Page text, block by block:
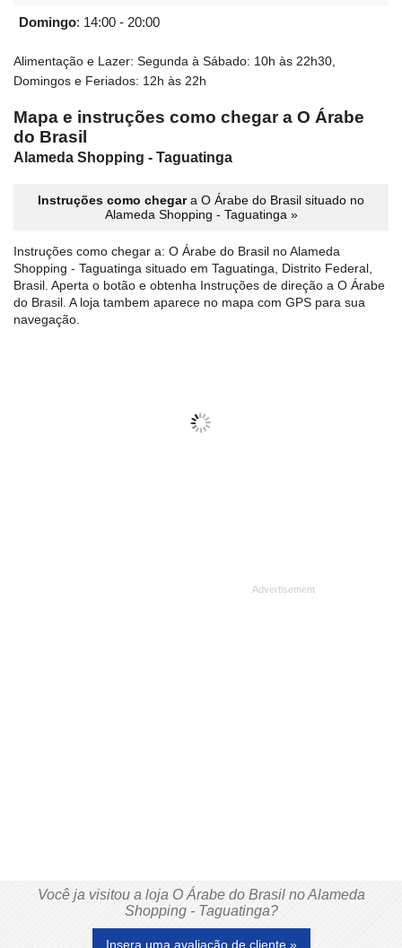
Domingo: 14:00 - 20:00
Alimentação e Lazer: Segunda à Sábado: 10h às 22h30,
Domingos e Feriados: 12h às 22h
Mapa e instruções como chegar a O Árabe
do Brasil
Alameda Shopping - Taguatinga
Instruções como chegara O Árabe do Brasil situado no
Alameda Shopping - Taguatinga »
Instruções como chegar a: O Árabe do Brasil no Alameda
Shopping - Taguatinga situado em Taguatinga, Distrito Federal,
Brasil. Aperta o botão e obtenha Instruções de direção a O Árabe
do Brasil. A loja tambem aparece no mapa com GPS para sua
navegação.
Você ja visitou a loja O Árabe do Brasil no Alameda
Shopping - Taguatinga?
Insera uma avaliação de cliente »